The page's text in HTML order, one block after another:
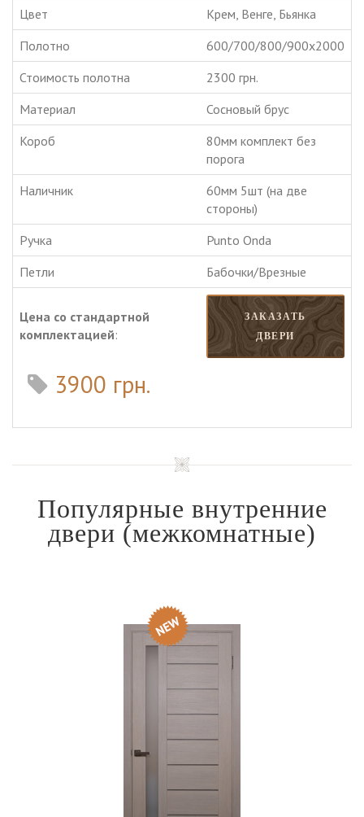
Цвет
Крем, Венге, Бьянка
Полотно
600/700/800/900х2000
Стоимость полотна
2300 грн.
Материал
Сосновый брус
Короб
80мм комплект без
порога
Наличник
60мм 5шт (на две
стороны)
Ручка
Punto Onda
Петли
Бабочки/Врезные
Цена со стандартной
комплектацией:
3900 грн.
ЗАКАЗАТЬ
ДВЕРИ
Популярные внутренние
двери (межкомнатные)